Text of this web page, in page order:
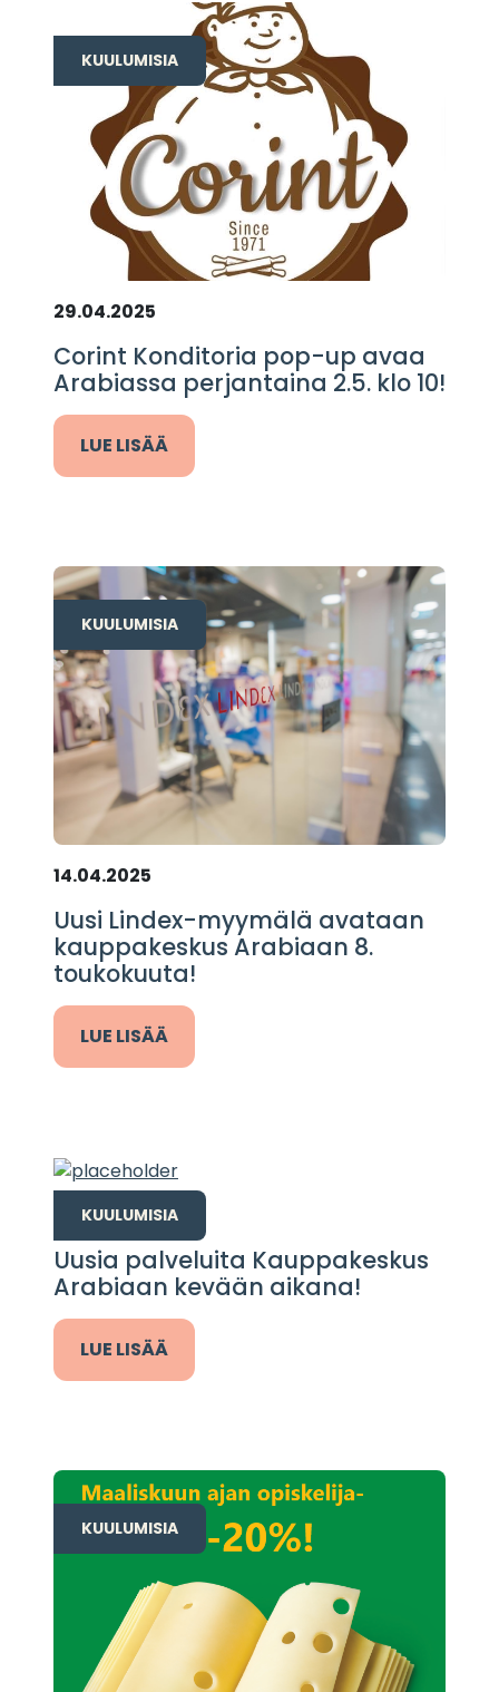
KUULUMISIA
29.04.2025
Corint Konditoria pop-up avaa
Arabiassa perjantaina 2.5. klo 10!
LUE LISÄÄ
KUULUMISIA
14.04.2025
Uusi Lindex-myymälä avataan
kauppakeskus Arabiaan 8.
toukokuuta!
LUE LISÄÄ
KUULUMISIA
10.04.2025
Uusia palveluita Kauppakeskus
Arabiaan kevään aikana!
LUE LISÄÄ
KUULUMISIA